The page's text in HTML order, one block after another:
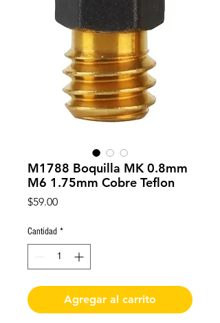
M1788 Boquilla MK 0.8mm
M6 1.75mm Cobre Teflon
$59.00Precio
Cantidad *
Agregar al carrito